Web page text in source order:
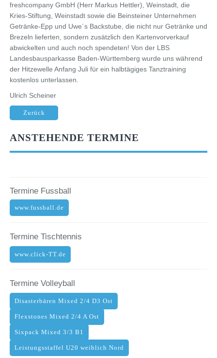
freshcompany GmbH (Herr Markus Hettler), Weinstadt, die
Kries-Stiftung, Weinstadt sowie die Beinsteiner Unternehmen
Getränke-Epp und Uwe´s Backstube, die nicht nur Getränke und
Brezeln lieferten, sondern zusätzlich den Kartenvorverkauf
abwickelten und auch noch spendeten! Von der LBS
Landesbausparkasse Baden-Württemberg wurde uns während
der Hitzewelle Anfang Juli für ein halbtägiges Tanztraining
kostenlos unterlassen.
Ulrich Scheiner
Zurück
ANSTEHENDE TERMINE
Termine Fussball
www.fussball.de
Termine Tischtennis
www.click-TT.de
Termine Volleyball
Disasterbären Mixed 2/4 D3 Ost
Flexstones Mixed 2/4 A Ost
Sixpack Mixed 3/3 B1
Leistungsstaffel U20 weiblich Nord